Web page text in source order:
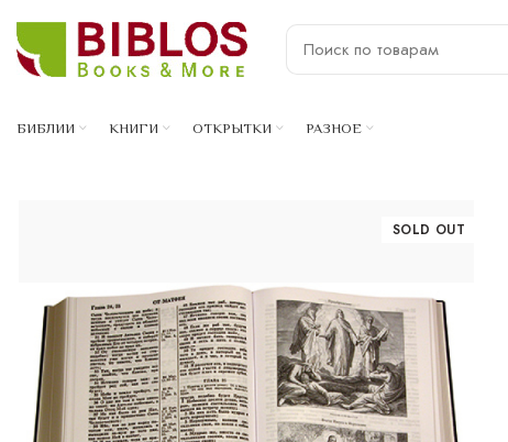
БИБЛИИ КНИГИ ОТКРЫТКИ РАЗНОЕ
SOLD OUT